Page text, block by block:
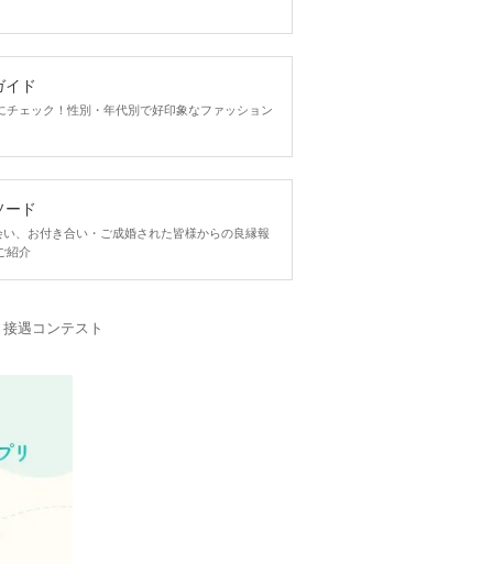
イド
チェック！性別・年代別で好印象なファッション
ード
い、お付き合い・ご成婚された皆様からの良縁報
紹介
遇コンテスト